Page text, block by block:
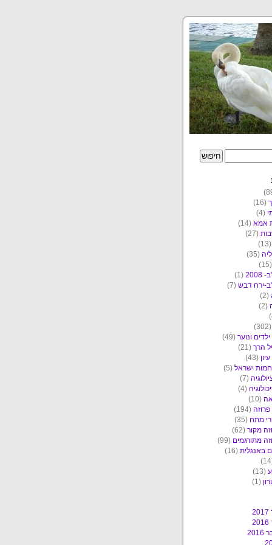
(16)
(4)
אמא (14)
(27)
(35)
(1)
ירח דבש (7)
(2)
(2)
ונוער (49)
הרך (21)
(43)
ישראל (5)
(7)
(4)
(10)
(194)
מתח (35)
מקור (62)
מתורגמים (99)
באנגלית (16)
(13)
(1)